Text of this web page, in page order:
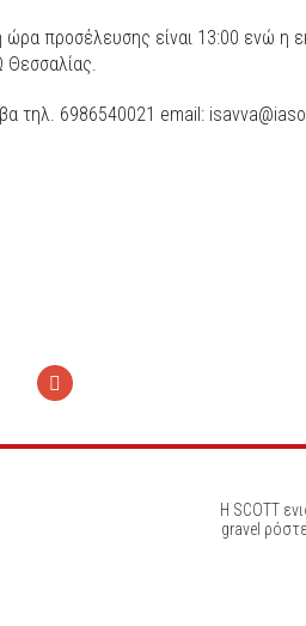
ώρα προσέλευσης είναι 13:00 ενώ η
Θεσσαλίας.
τηλ. 6986540021 email:
Η SCOTT
gravel